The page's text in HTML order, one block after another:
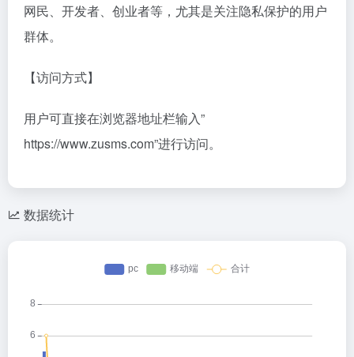
网民、开发者、创业者等，尤其是关注隐私保护的用户
群体。
【访问方式】
用户可直接在浏览器地址栏输入”
https://www.zusms.com”进行访问。
数据统计